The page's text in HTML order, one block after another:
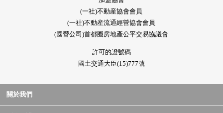
(一社)不動産協會會員
(一社)不動産流通經營協會會員
(國營公司)首都圈房地產公平交易協議會
許可的證號碼
國土交通大臣(15)777號
關於我們